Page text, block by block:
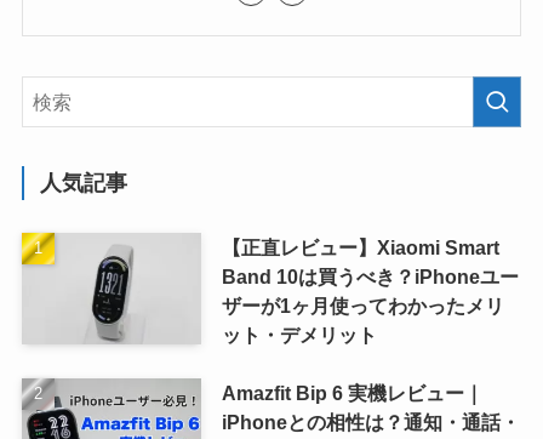
人気記事
【正直レビュー】Xiaomi Smart
Band 10は買うべき？iPhoneユー
ザーが1ヶ月使ってわかったメリ
ット・デメリット
Amazfit Bip 6 実機レビュー｜
iPhoneとの相性は？通知・通話・